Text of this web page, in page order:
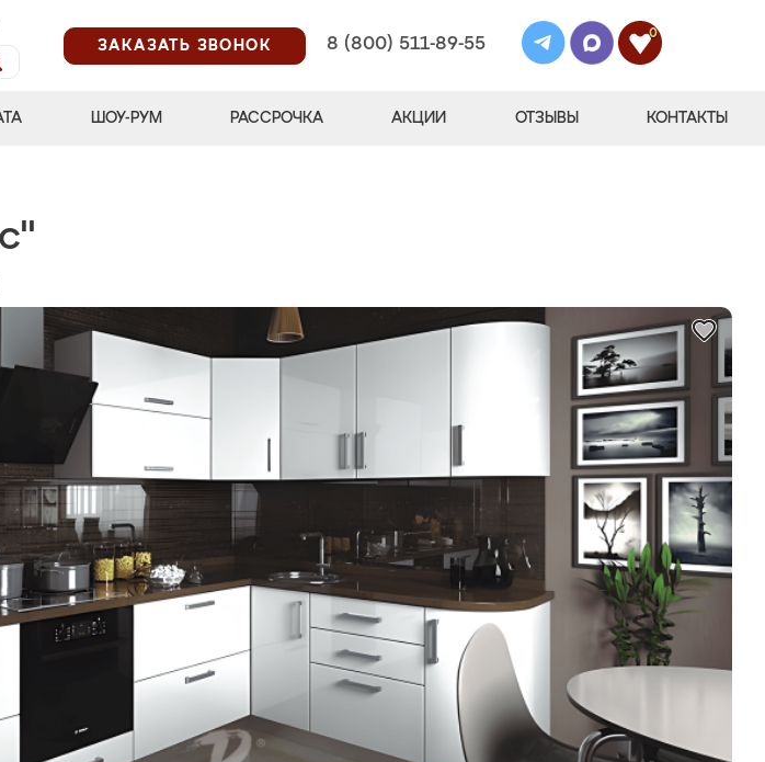
ЗАКАЗАТЬ ЗВОНОК
8 (800) 511-89-55
0
ШОУ-РУМ РАССРОЧКА АКЦИИ ОТЗЫВЫ КОНТАКТЫ